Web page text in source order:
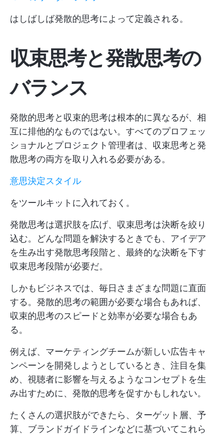
はしばしば発散的思考によって定義される。
収束思考と発散思考の
バランス
発散的思考と収束的思考は根本的に異なるが、相
互に排他的なものではない。すべてのプロフェッ
ショナルとプロジェクト管理者は、収束思考と発
散思考の両方を取り入れる必要がある。
意思決定スタイル
をツールキットに入れておく。
発散思考は選択肢を広げ、収束思考は決断を絞り
込む。どんな問題を解決するときでも、アイデア
を生み出す発散思考段階と、最終的な決断を下す
収束思考段階が必要だ。
しかもビジネスでは、毎日さまざまな問題に直面
する。発散的思考の範囲が必要な場合もあれば、
収束的思考のスピードと効率が必要な場合もあ
る。
例えば、マーケティングチームが新しい広告キャ
ンペーンを開発しようとしているとき、注目を集
め、視聴者に影響を与えるようなコンセプトを生
み出すために、発散的思考を促すかもしれない。
たくさんの選択肢ができたら、ターゲット層、予
算、ブランドガイドラインなどに基づいてこれら